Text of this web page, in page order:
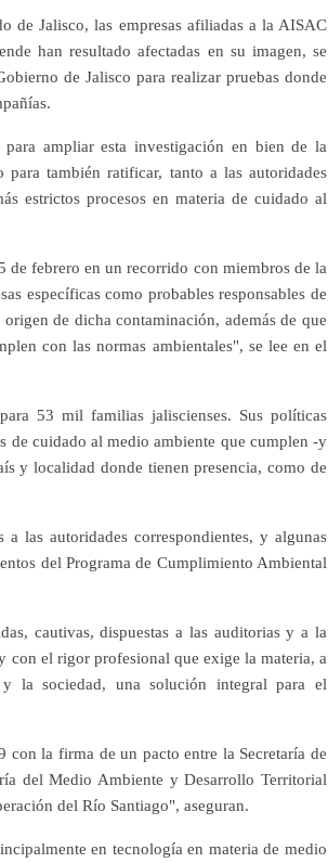
de Jalisco, las empresas afiliadas a la AISAC
han resultado afectadas en su imagen, se
de Jalisco para realizar pruebas donde
ampliar esta investigación en bien de la
también ratificar, tanto a las autoridades
estrictos procesos en materia de cuidado al
de febrero en un recorrido con miembros de la
específicas como probables responsables de
de dicha contaminación, además de que
con las normas ambientales", se lee en el
53 mil familias jaliscienses. Sus políticas
de cuidado al medio ambiente que cumplen -y
y localidad donde tienen presencia, como de
las autoridades correspondientes, y algunas
del Programa de Cumplimiento Ambiental
cautivas, dispuestas a las auditorias y a la
con el rigor profesional que exige la materia, a
la sociedad, una solución integral para el
con la firma de un pacto entre la Secretaría de
del Medio Ambiente y Desarrollo Territorial
del Río Santiago", aseguran.
en tecnología en materia de medio